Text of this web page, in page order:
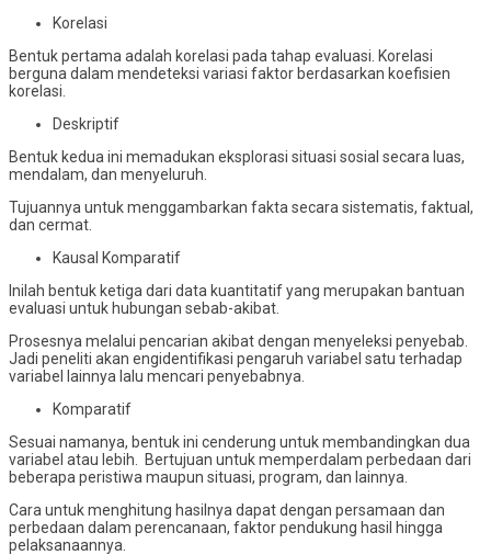
Korelasi
Bentuk pertama adalah korelasi pada tahap evaluasi. Korelasi
berguna dalam mendeteksi variasi faktor berdasarkan koefisien
korelasi.
Deskriptif
Bentuk kedua ini memadukan eksplorasi situasi sosial secara luas,
mendalam, dan menyeluruh.
Tujuannya untuk menggambarkan fakta secara sistematis, faktual,
dan cermat.
Kausal Komparatif
Inilah bentuk ketiga dari data kuantitatif yang merupakan bantuan
evaluasi untuk hubungan sebab-akibat.
Prosesnya melalui pencarian akibat dengan menyeleksi penyebab.
Jadi peneliti akan engidentifikasi pengaruh variabel satu terhadap
variabel lainnya lalu mencari penyebabnya.
Komparatif
Sesuai namanya, bentuk ini cenderung untuk membandingkan dua
variabel atau lebih. Bertujuan untuk memperdalam perbedaan dari
beberapa peristiwa maupun situasi, program, dan lainnya.
Cara untuk menghitung hasilnya dapat dengan persamaan dan
perbedaan dalam perencanaan, faktor pendukung hasil hingga
pelaksanaannya.